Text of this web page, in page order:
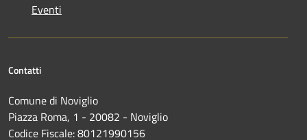
Eventi
Contatti
Comune di Noviglio
Piazza Roma, 1 - 20082 - Noviglio
Codice Fiscale: 80121990156